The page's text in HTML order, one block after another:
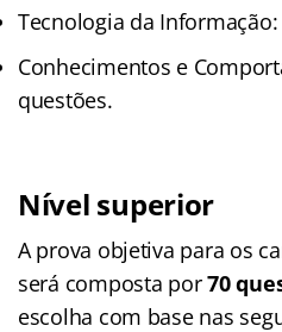
Tecnologia da
Conhecimentos e
questões.
Nível superior
A prova objetiva para os
será composta por70
escolha com base nas